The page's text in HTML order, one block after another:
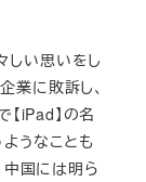
しい思いをし
業に敗訴し、
iPad】の名
うなことも
中国には明ら